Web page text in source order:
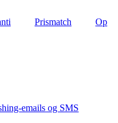
Prismatch
Op
emails og SMS